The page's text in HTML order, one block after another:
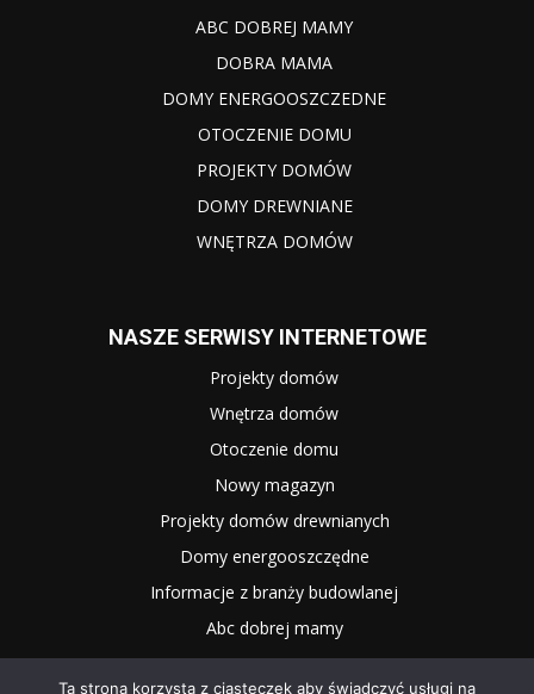
ABC DOBREJ MAMY
DOBRA MAMA
DOMY ENERGOOSZCZEDNE
OTOCZENIE DOMU
PROJEKTY DOMÓW
DOMY DREWNIANE
WNĘTRZA DOMÓW
NASZE SERWISY INTERNETOWE
Projekty domów
Wnętrza domów
Otoczenie domu
Nowy magazyn
Projekty domów drewnianych
Domy energooszczędne
Informacje z branży budowlanej
Abc dobrej mamy
Ta strona korzysta z ciasteczek aby świadczyć usługi na